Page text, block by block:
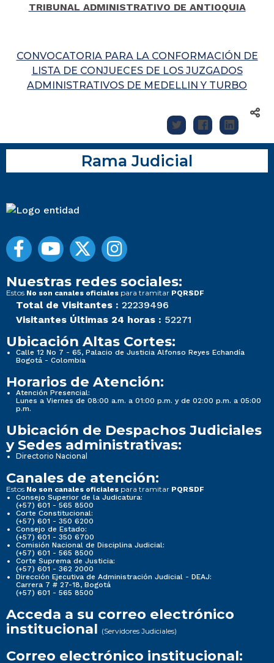
TRIBUNAL ADMINISTRATIVO DE ANTIOQUIA
CONVOCATORIA PARA LA CONFORMACIÓN DE
LISTA DE CONJUECES DE LOS JUZGADOS
ADMINISTRATIVOS DE MEDELLIN Y TURBO
Rama Judicial
Nuestras redes sociales:
Estos No son canales oficiales para tramitar PQRSDF
Total de Visitantes : 22239496
Visitantes Últimas 24 horas : 52271
Ubicación Altas Cortes:
Calle 12 No 7 - 65, Palacio de Justicia Alfonso Reyes Echandía
Bogotá - Colombia
Horarios de Atención:
Atención Presencial:
Lunes a Viernes de 08:00 a.m. a 01:00 p.m. y de 02:00 p.m. a 05:00
p.m.
Ubicación de Despachos Judiciales
y Sedes administrativas:
Directorio Nacional
Canales de atención:
Estos No son canales oficiales para tramitar PQRSDF
Consejo Superior de la Judicatura:
(+57) 601 - 565 8500
Corte Constitucional:
(+57) 601 - 350 6200
Consejo de Estado:
(+57) 601 - 350 6700
Comisión Nacional de Disciplina Judicial:
(+57) 601 - 565 8500
Corte Suprema de Justicia:
(+57) 601 - 362 2000
Dirección Ejecutiva de Administración Judicial - DEAJ:
Carrera 7 # 27-18, Bogotá
(+57) 601 - 565 8500
Acceda a su correo electrónico
institucional (Servidores Judiciales)
Correo electrónico institucional: